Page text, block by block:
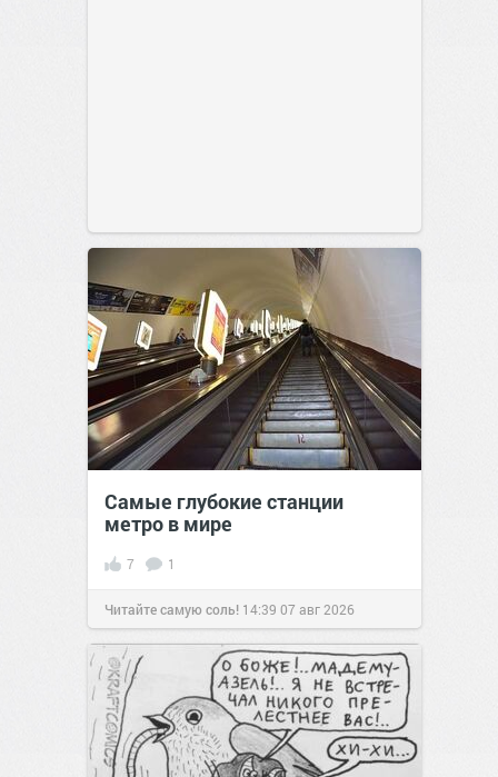
Самые глубокие станции
метро в мире
7 1
Читайте самую соль! 14:39 07 авг 2026